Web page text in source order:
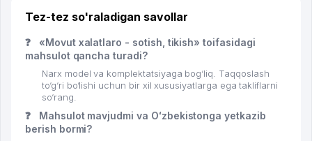
Tez-tez so'raladigan savollar
❓
«Movut xalatlaro - sotish, tikish» toifasidagi
mahsulot qancha turadi?
Narx model va komplektatsiyaga bog‘liq. Taqqoslash
to‘g‘ri bo‘lishi uchun bir xil xususiyatlarga ega takliflarni
so‘rang.
❓
Mahsulot mavjudmi va Oʻzbekistonga yetkazib
berish bormi?